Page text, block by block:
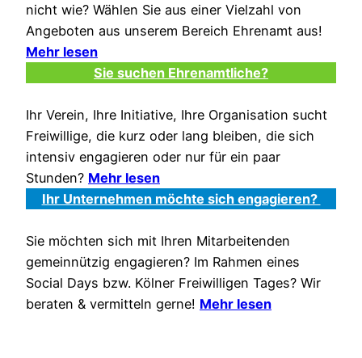
nicht wie? Wählen Sie aus einer Vielzahl von
Angeboten aus unserem Bereich Ehrenamt aus!
Mehr lesen
Sie suchen Ehrenamtliche?
Ihr Verein, Ihre Initiative, Ihre Organisation sucht
Freiwillige, die kurz oder lang bleiben, die sich
intensiv engagieren oder nur für ein paar
Stunden? Mehr lesen
Ihr Unternehmen möchte sich engagieren?
Sie möchten sich mit Ihren Mitarbeitenden
gemeinnützig engagieren? Im Rahmen eines
Social Days bzw. Kölner Freiwilligen Tages? Wir
beraten & vermitteln gerne! Mehr lesen